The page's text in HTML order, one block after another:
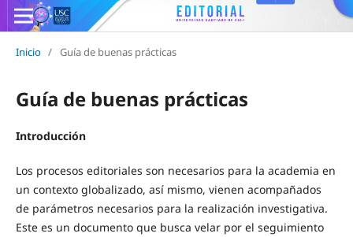
Inicio / Guía de buenas prácticas
Guía de buenas prácticas
Introducción
Los procesos editoriales son necesarios para la academia en
un contexto globalizado, así mismo, vienen acompañados
de parámetros necesarios para la realización investigativa.
Este es un documento que busca velar por el seguimiento